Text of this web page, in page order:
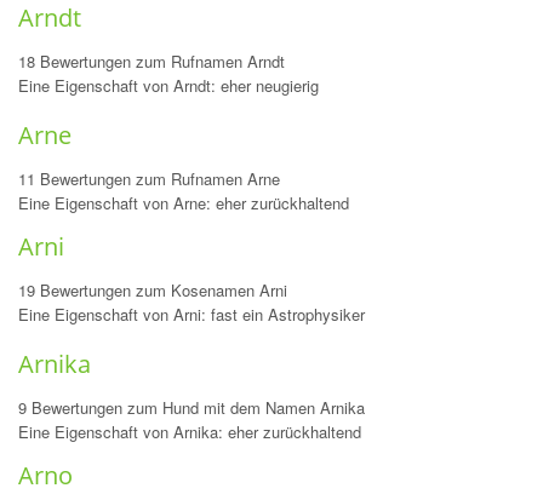
Arndt
18 Bewertungen zum Rufnamen Arndt
Eine Eigenschaft von Arndt: eher neugierig
Arne
11 Bewertungen zum Rufnamen Arne
Eine Eigenschaft von Arne: eher zurückhaltend
Arni
19 Bewertungen zum Kosenamen Arni
Eine Eigenschaft von Arni: fast ein Astrophysiker
Arnika
9 Bewertungen zum Hund mit dem Namen Arnika
Eine Eigenschaft von Arnika: eher zurückhaltend
Arno